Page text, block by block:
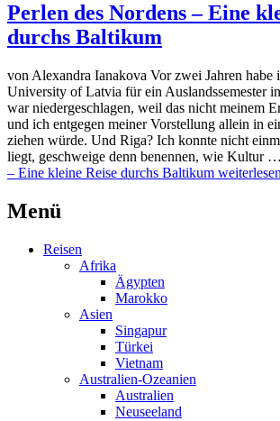
Perlen des Nordens – Eine
durchs Baltikum
von Alexandra Ianakova Vor zwei Jahren habe
University of Latvia für ein Auslandssemester
war niedergeschlagen, weil das nicht meinem
und ich entgegen meiner Vorstellung allein in
ziehen würde. Und Riga? Ich konnte nicht
liegt, geschweige denn benennen, wie Kultur …
– Eine kleine Reise durchs Baltikum weiterlesen
Menü
Reisen
Afrika
Ägypten
Marokko
Asien
Singapur
Türkei
Vietnam
Australien-Ozeanien
Australien
Neuseeland